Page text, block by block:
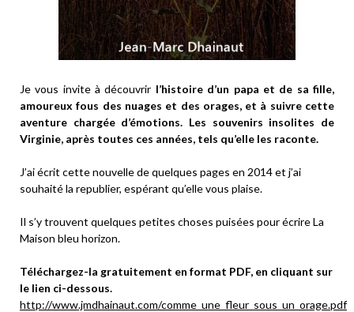
Je vous invite à découvrir l’histoire d’un papa et de sa fille,
amoureux fous des nuages et des orages, et à suivre cette
aventure chargée d’émotions. Les souvenirs insolites de
Virginie, après toutes ces années, tels qu’elle les raconte.
J’ai écrit cette nouvelle de quelques pages en 2014 et j’ai
souhaité la republier, espérant qu’elle vous plaise.
Il s’y trouvent quelques petites choses puisées pour écrire La
Maison bleu horizon.
Téléchargez-la gratuitement en format PDF, en cliquant sur
le lien ci-dessous.
http://www.jmdhainaut.com/comme_une_fleur_sous_un_orage.pdf